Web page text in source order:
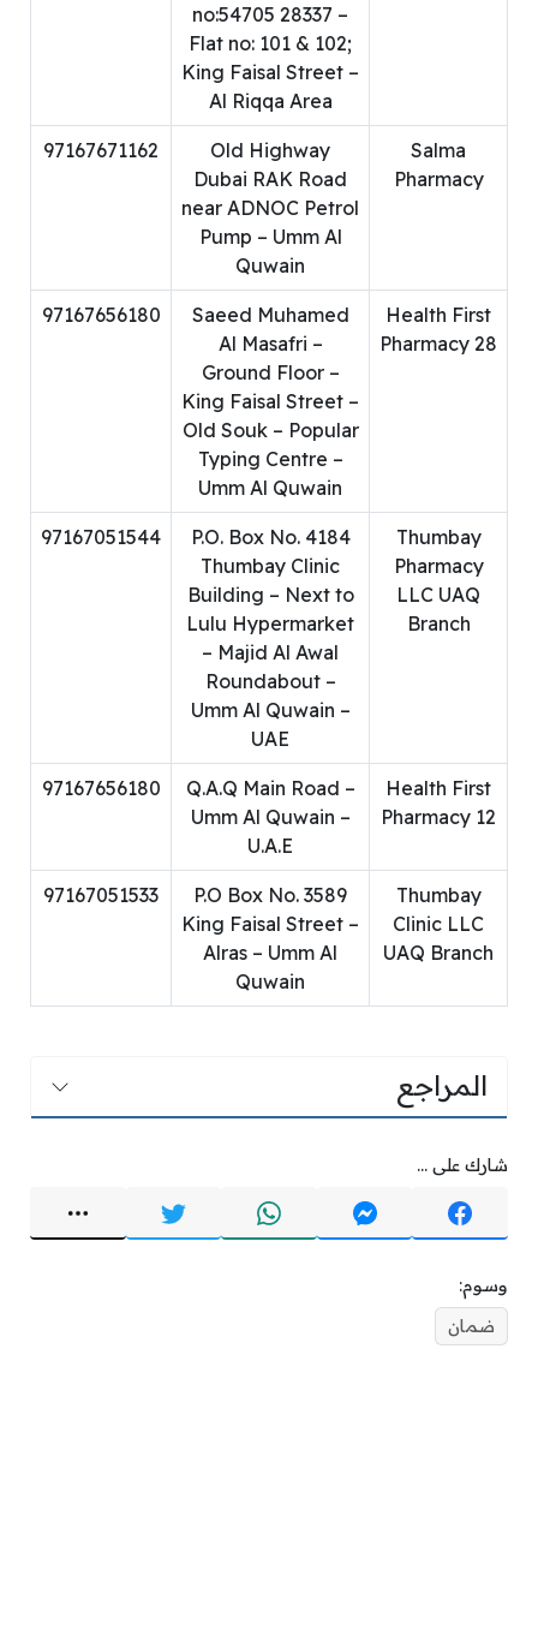
no:54705 28337 –
Flat no: 101 & 102;
King Faisal Street –
Al Riqqa Area
Salma
Pharmacy
Old Highway
Dubai RAK Road
near ADNOC Petrol
Pump – Umm Al
Quwain
97167671162
Health First
Pharmacy 28
Saeed Muhamed
Al Masafri –
Ground Floor –
King Faisal Street –
Old Souk – Popular
Typing Centre –
Umm Al Quwain
97167656180
Thumbay
Pharmacy
LLC UAQ
Branch
P.O. Box No. 4184
Thumbay Clinic
Building – Next to
Lulu Hypermarket
– Majid Al Awal
Roundabout –
Umm Al Quwain –
UAE
97167051544
Health First
Pharmacy 12
Q.A.Q Main Road –
Umm Al Quwain –
U.A.E
97167656180
Thumbay
Clinic LLC
UAQ Branch
P.O Box No. 3589
King Faisal Street –
Alras – Umm Al
Quwain
97167051533
المراجع
شارك على ...
وسوم:
ضمان